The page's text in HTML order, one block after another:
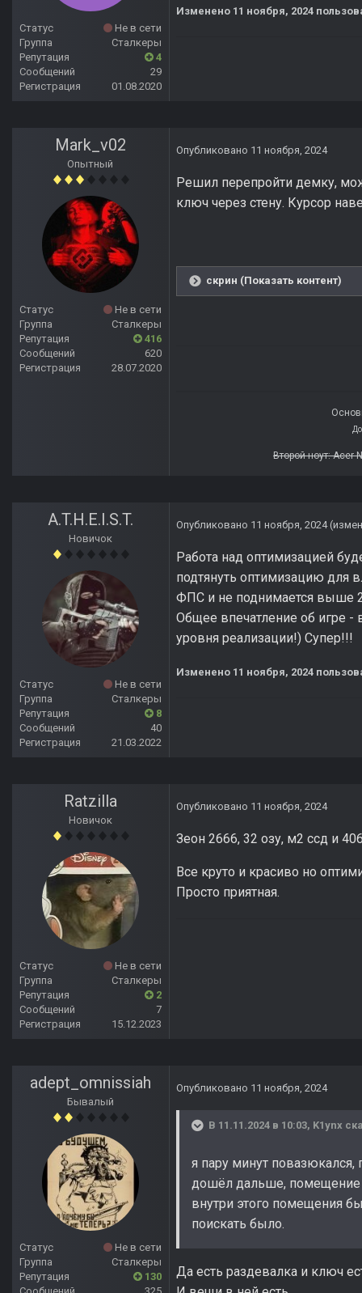
Статус
Не в сети
Группа
Сталкеры
Репутация
4
Сообщений
29
Регистрация
01.08.2020
Изменено 11 ноября, 2024
Mark_v02
Опытный
Статус
Не в сети
Группа
Сталкеры
Репутация
416
Сообщений
620
Регистрация
28.07.2020
Опубликовано 11 ноября, 2024
Решил перепройти демку,
ключ через стену. Курсор
скрин (Показать контент)
Второй ноут: Acer
A.T.H.E.I.S.T.
Новичок
Статус
Не в сети
Группа
Сталкеры
Репутация
8
Сообщений
40
Регистрация
21.03.2022
Опубликовано 11 ноября, 2024
Работа над оптимизацией
подтянуть оптимизацию для
ФПС и не поднимается выше
Общее впечатление об игре -
уровня реализации!) Супер!!!
Изменено 11 ноября, 2024
Ratzilla
Новичок
Статус
Не в сети
Группа
Сталкеры
Репутация
2
Сообщений
7
Регистрация
15.12.2023
Опубликовано 11 ноября, 2024
Зеон 2666, 32 озу, м2 ссд и
Все круто и красиво но
Просто приятная.
adept_omnissiah
Бывалый
Статус
Не в сети
Группа
Сталкеры
Репутация
130
Опубликовано 11 ноября, 2024
В 11.11.2024 в 10:03, K1ynx
я пару минут повазюкался,
дошёл дальше, помещение
внутри этого помещения
поискать было.
Да есть раздевалка и ключ